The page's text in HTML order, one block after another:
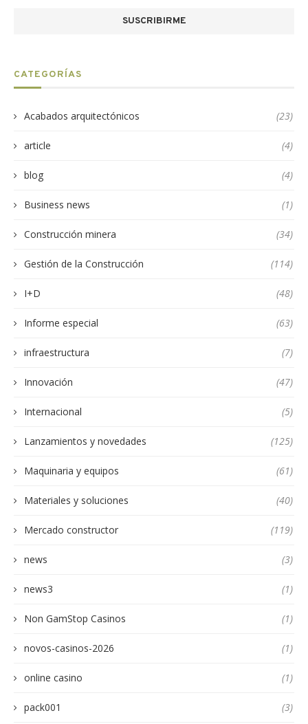
CATEGORÍAS
Acabados arquitectónicos (23)
article (4)
blog (4)
Business news (1)
Construcción minera (34)
Gestión de la Construcción (114)
I+D (48)
Informe especial (63)
infraestructura (7)
Innovación (47)
Internacional (5)
Lanzamientos y novedades (125)
Maquinaria y equipos (61)
Materiales y soluciones (40)
Mercado constructor (119)
news (3)
news3 (1)
Non GamStop Casinos (1)
novos-casinos-2026 (1)
online casino (1)
pack001 (3)